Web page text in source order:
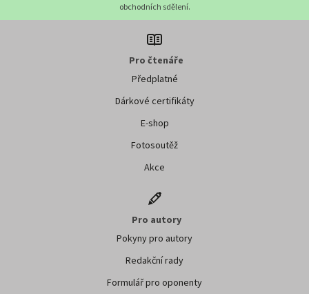
obchodních sdělení.
Pro čtenáře
Předplatné
Dárkové certifikáty
E-shop
Fotosoutěž
Akce
Pro autory
Pokyny pro autory
Redakční rady
Formulář pro oponenty